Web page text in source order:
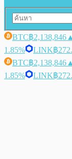
BTC฿2,138,846
1.85%
LINK฿
BTC฿2,138,846
1.85%
LINK฿